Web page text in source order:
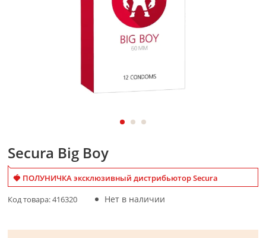
Secura Big Boy
🍓 ПОЛУНИЧКА эксклюзивный дистрибьютор Secura
Код товара:416320 Нет в наличии